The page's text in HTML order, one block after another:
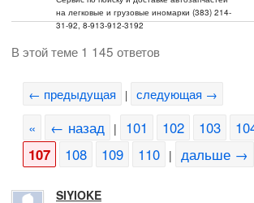
на легковые и грузовые иномарки (383) 214-
31-92, 8-913-912-3192
В этой теме 1 145 ответов
← предыдущая | следующая →
« ← назад | 101 102 103
107
108 109 110 | дальше →
SIYIOKE